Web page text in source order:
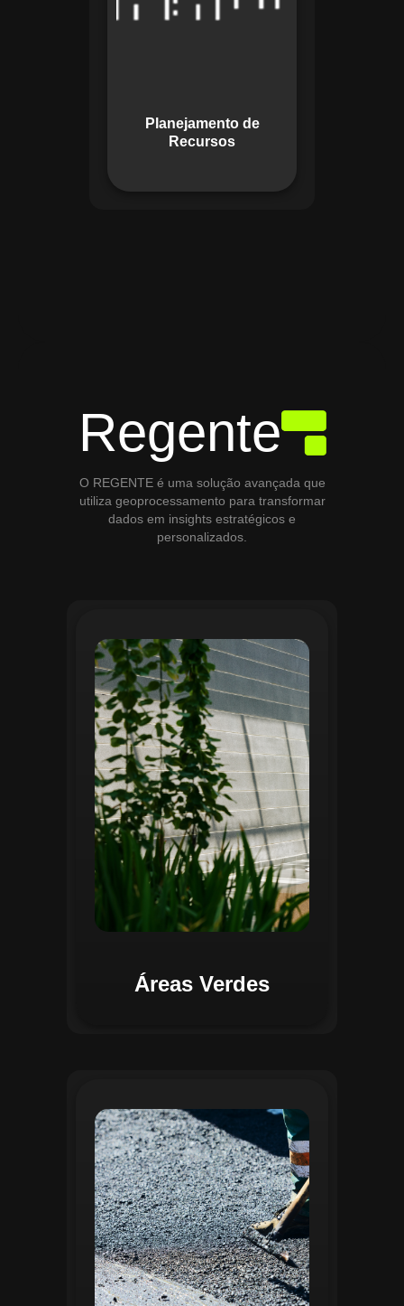
Planejamento de
Recursos
garante o uso
promovendo
Regente
O REGENTE é uma solução avançada que
utiliza geoprocessamento para transformar
dados em insights estratégicos e
personalizados.
Áreas Verdes
O módulo de Gestão de Áreas Verdes do
Regente aplica tecnologias avançadas de
geoprocessamento para mapear e
monitorar espaços verdes, registrando
localização, tipo de vegetação e estado
de conservação. Ele organiza fluxos de
manutenção e garante que as atividades
sejam realizadas de forma eficiente e
programada. Relatórios analíticos ajudam
a avaliar ações realizadas, promovendo a
sustentabilidade e o uso estratégico do
espaço urbano.
Na Gestão de Pavimentação, o Regente
oferece ferramentas para mapear, avaliar
e monitorar a infraestrutura viária. O
sistema permite registrar condições dos
pavimentos, identificar áreas críticas e
planejar ações de manutenção preventiva
e corretiva. Com o auxílio do
geoprocessamento, é possível gerar
mapas detalhados que facilitam a
priorização de intervenções, otimizando
recursos e assegurando maior
durabilidade das vias. Relatórios
personalizáveis garantem transparência e
suporte na tomada de decisões
estratégicas.